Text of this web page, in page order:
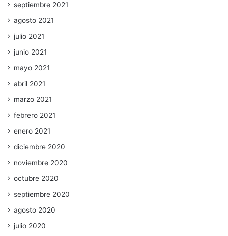
septiembre 2021
agosto 2021
julio 2021
junio 2021
mayo 2021
abril 2021
marzo 2021
febrero 2021
enero 2021
diciembre 2020
noviembre 2020
octubre 2020
septiembre 2020
agosto 2020
julio 2020